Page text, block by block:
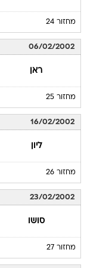
מחזור 24
06/02/2002
ראן
מחזור 25
16/02/2002
ליון
מחזור 26
23/02/2002
סושו
מחזור 27